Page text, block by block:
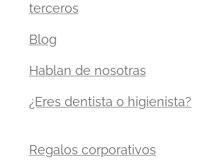
terceros
Blog
Hablan de nosotras
¿Eres dentista o higienista?
Regalos corporativos